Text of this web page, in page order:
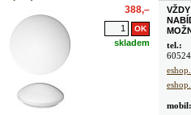
388,–
skladem
tel.:
mobil: